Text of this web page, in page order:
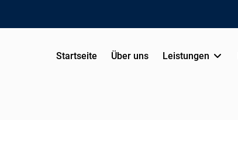
Startseite Über uns Leistungen